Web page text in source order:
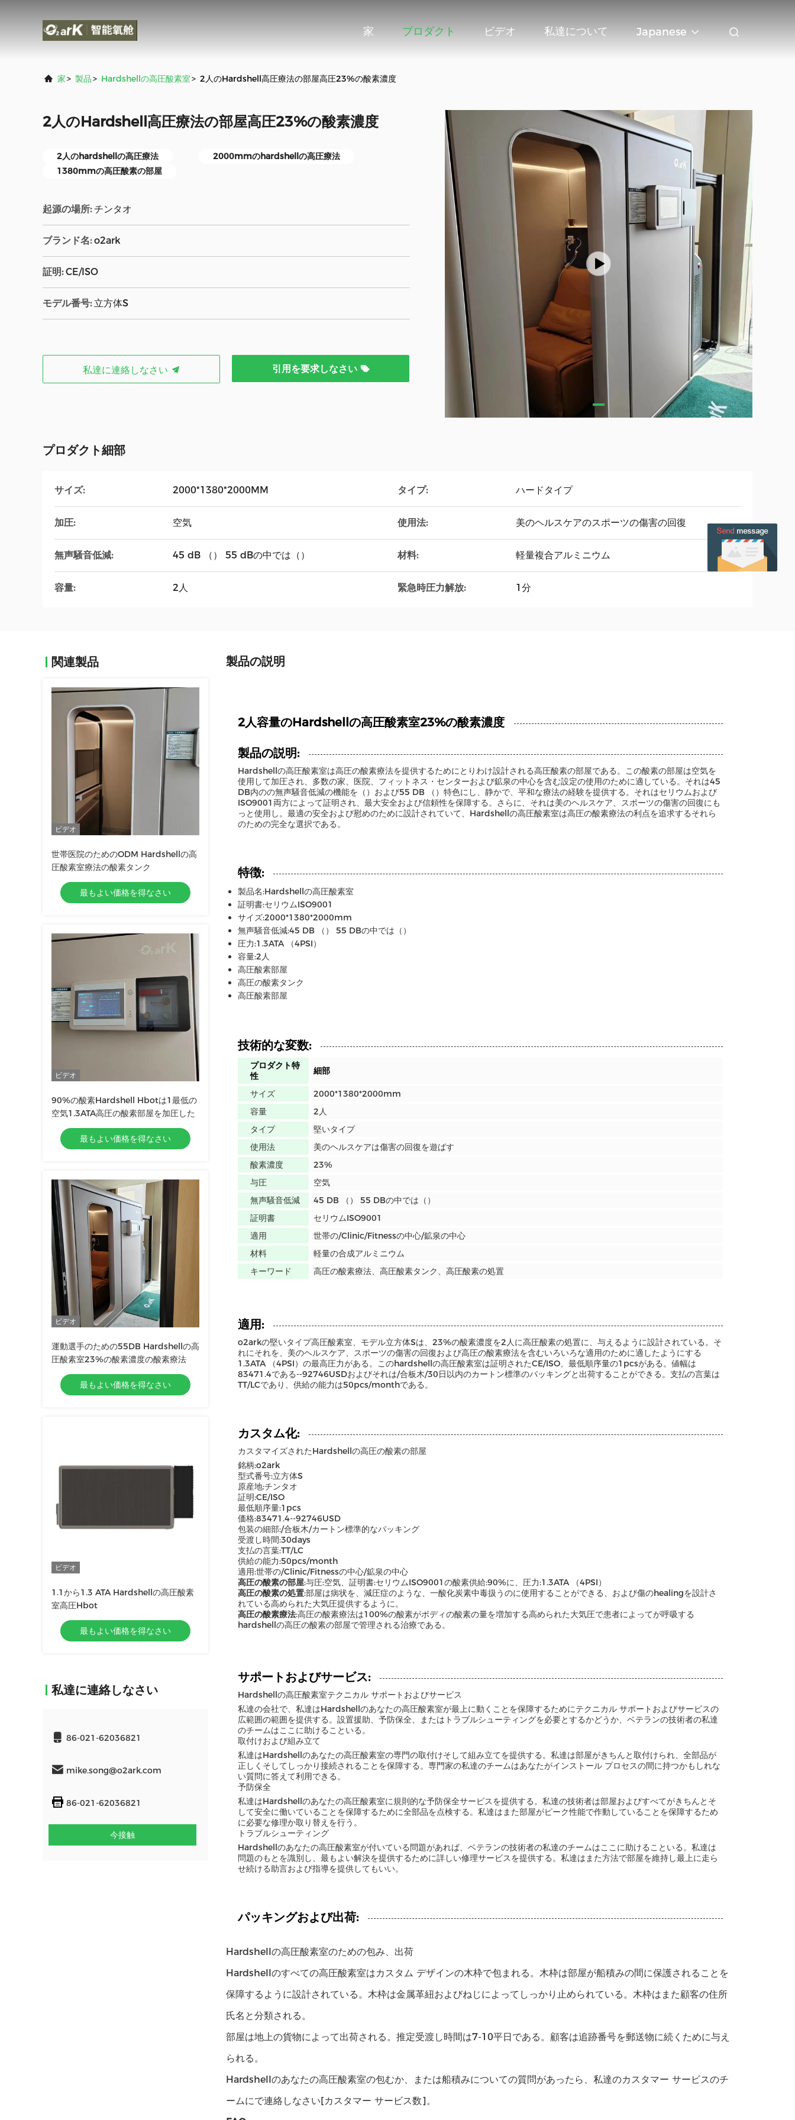
家 プロダクト ビデオ 私達について Japanese
家> 製品> Hardshellの高圧酸素室> 2人のHardshell高圧療法の部屋高圧23%の酸素濃度
2人のHardshell高圧療法の部屋高圧23%の酸素濃度
2人のhardshellの高圧療法
2000mmのhardshellの高圧療法
1380mmの高圧酸素の部屋
起源の場所: チンタオ
ブランド名: o2ark
証明: CE/ISO
モデル番号: 立方体S
私達に連絡しなさい 引用を要求しなさい
プロダクト細部
サイズ: 2000*1380*2000MM タイプ: ハードタイプ
加圧: 空気 使用法: 美のヘルスケアのスポーツの傷害の回復
無声騒音低減: 45 dB （） 55 dBの中では（） 材料: 軽量複合アルミニウム
容量: 2人 緊急時圧力解放: 1分
関連製品
ビデオ
世帯医院のためのODM Hardshellの高
圧酸素室療法の酸素タンク
最もよい価格を得なさい
ビデオ
90%の酸素Hardshell Hbotは1最低の
空気1.3ATA高圧の酸素部屋を加圧した
最もよい価格を得なさい
ビデオ
運動選手のための55DB Hardshellの高
圧酸素室23%の酸素濃度の酸素療法
最もよい価格を得なさい
ビデオ
1.1から1.3 ATA Hardshellの高圧酸素
室高圧Hbot
最もよい価格を得なさい
私達に連絡しなさい
86-021-62036821
mike.song@o2ark.com
86-021-62036821
今接触
製品の説明
2人容量のHardshellの高圧酸素室23%の酸素濃度
製品の説明:
Hardshellの高圧酸素室は高圧の酸素療法を提供するためにとりわけ設計される高圧酸素の部屋である。この酸素の部屋は空気を
使用して加圧され、多数の家、医院、フィットネス・センターおよび鉱泉の中心を含む設定の使用のために適している。それは45
DB内のの無声騒音低減の機能を（）および55 DB （）特色にし、静かで、平和な療法の経験を提供する。それはセリウムおよび
ISO9001両方によって証明され、最大安全および信頼性を保障する。さらに、それは美のヘルスケア、スポーツの傷害の回復にも
っと使用し。最適の安全および慰めのために設計されていて、Hardshellの高圧酸素室は高圧の酸素療法の利点を追求するそれら
のための完全な選択である。
特徴:
製品名:Hardshellの高圧酸素室
証明書:セリウムISO9001
サイズ:2000*1380*2000mm
無声騒音低減:45 DB （） 55 DBの中では（）
圧力:1.3ATA （4PSI）
容量:2人
高圧酸素部屋
高圧の酸素タンク
高圧酸素部屋
技術的な変数:
プロダクト特
性
細部
サイズ
2000*1380*2000mm
容量
2人
タイプ
堅いタイプ
使用法
美のヘルスケアは傷害の回復を遊ばす
酸素濃度
23%
与圧
空気
無声騒音低減
45 DB （） 55 DBの中では（）
証明書
セリウムISO9001
適用
世帯の/Clinic/Fitnessの中心/鉱泉の中心
材料
軽量の合成アルミニウム
キーワード
高圧の酸素療法、高圧酸素タンク、高圧酸素の処置
適用:
o2arkの堅いタイプ高圧酸素室、モデル立方体Sは、23%の酸素濃度を2人に高圧酸素の処置に、与えるように設計されている。そ
れにそれを、美のヘルスケア、スポーツの傷害の回復および高圧の酸素療法を含むいろいろな適用のために適したようにする
1.3ATA （4PSI）の最高圧力がある。このhardshellの高圧酸素室は証明されたCE/ISO、最低順序量の1pcsがある。値幅は
83471.4である--92746USDおよびそれは/合板木/30日以内のカートン標準のパッキングと出荷することができる。支払の言葉は
TT/LCであり、供給の能力は50pcs/monthである。
カスタム化:
カスタマイズされたHardshellの高圧の酸素の部屋
銘柄:o2ark
型式番号:立方体S
原産地:チンタオ
証明:CE/ISO
最低順序量:1pcs
価格:83471.4--92746USD
包装の細部:/合板木/カートン標準的なパッキング
受渡し時間:30days
支払の言葉:TT/LC
供給の能力:50pcs/month
適用:世帯の/Clinic/Fitnessの中心/鉱泉の中心
高圧の酸素の部屋:与圧:空気、証明書:セリウムISO9001の酸素供給:90%に、圧力:1.3ATA （4PSI）
高圧の酸素の処置:部屋は病状を、減圧症のような、一酸化炭素中毒扱うのに使用することができる、および傷のhealingを設計さ
れている高められた大気圧提供するように。
高圧の酸素療法:高圧の酸素療法は100%の酸素がボディの酸素の量を増加する高められた大気圧で患者によってが呼吸する
hardshellの高圧の酸素の部屋で管理される治療である。
サポートおよびサービス:
Hardshellの高圧酸素室テクニカル サポートおよびサービス
私達の会社で、私達はHardshellのあなたの高圧酸素室が最上に動くことを保障するためにテクニカル サポートおよびサービスの
広範囲の範囲を提供する。設置援助、予防保全、またはトラブルシューティングを必要とするかどうか、ベテランの技術者の私達
のチームはここに助けることいる。
取付けおよび組み立て
私達はHardshellのあなたの高圧酸素室の専門の取付けそして組み立てを提供する。私達は部屋がきちんと取付けられ、全部品が
正しくそしてしっかり接続されることを保障する。専門家の私達のチームはあなたがインストール プロセスの間に持つかもしれな
い質問に答えて利用できる。
予防保全
私達はHardshellのあなたの高圧酸素室に規則的な予防保全サービスを提供する。私達の技術者は部屋およびすべてがきちんとそ
して安全に働いていることを保障するために全部品を点検する。私達はまた部屋がピーク性能で作動していることを保障するため
に必要な修理か取り替えを行う。
トラブルシューティング
Hardshellのあなたの高圧酸素室が付いている問題があれば、ベテランの技術者の私達のチームはここに助けることいる。私達は
問題のもとを識別し、最もよい解決を提供するために詳しい修理サービスを提供する。私達はまた方法で部屋を維持し最上に走ら
せ続ける助言および指導を提供してもいい。
パッキングおよび出荷:
Hardshellの高圧酸素室のための包み、出荷
Hardshellのすべての高圧酸素室はカスタム デザインの木枠で包まれる。木枠は部屋が船積みの間に保護されることを
保障するように設計されている。木枠は金属革紐およびねじによってしっかり止められている。木枠はまた顧客の住所
氏名と分類される。
部屋は地上の貨物によって出荷される。推定受渡し時間は7-10平日である。顧客は追跡番号を郵送物に続くために与え
られる。
Hardshellのあなたの高圧酸素室の包むか、または船積みについての質問があったら、私達のカスタマー サービスのチ
ームにで連絡しなさい[カスタマー サービス数]。